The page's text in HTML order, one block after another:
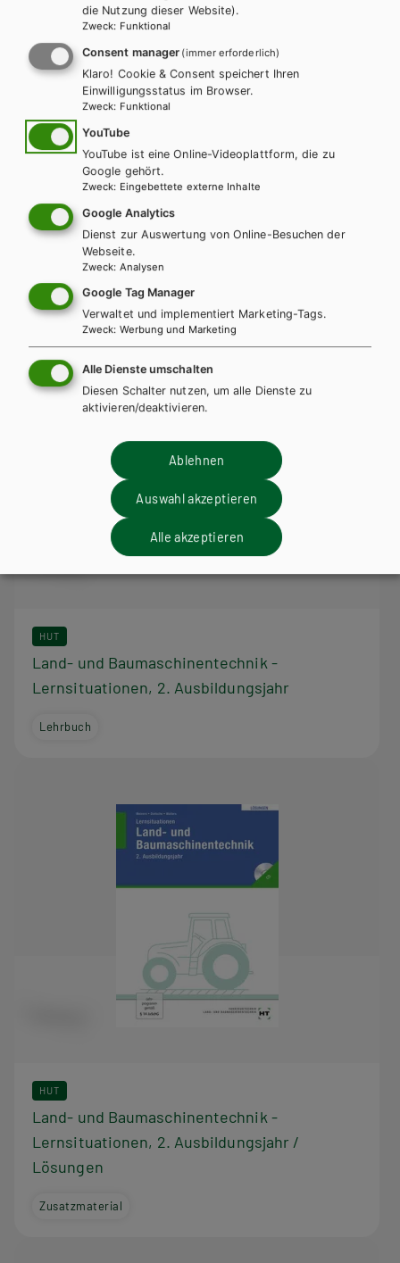
BS GEWERBLICH HUT
Land- und Baumaschinentechnik -
Lernsituationen, 1. Ausbildungsjahr mit CD
Arbeitsbuch Zusatzmaterial
HUT
Land- und Baumaschinentechnik -
Lernsituationen, 2. Ausbildungsjahr
Lehrbuch
HUT
Land- und Baumaschinentechnik -
Lernsituationen, 2. Ausbildungsjahr /
Lösungen
Zusatzmaterial
die Nutzung dieser Website).
Zweck: Funktional
Consent manager (immer erforderlich)
Klaro! Cookie & Consent speichert Ihren
Einwilligungsstatus im Browser.
Zweck: Funktional
YouTube
YouTube ist eine Online-Videoplattform, die zu
Google gehört.
Zweck: Eingebettete externe Inhalte
Google Analytics
Dienst zur Auswertung von Online-Besuchen der
Webseite.
Zweck: Analysen
Google Tag Manager
Verwaltet und implementiert Marketing-Tags.
Zweck: Werbung und Marketing
Alle Dienste umschalten
Diesen Schalter nutzen, um alle Dienste zu
aktivieren/deaktivieren.
Ablehnen
Auswahl akzeptieren
Alle akzeptieren